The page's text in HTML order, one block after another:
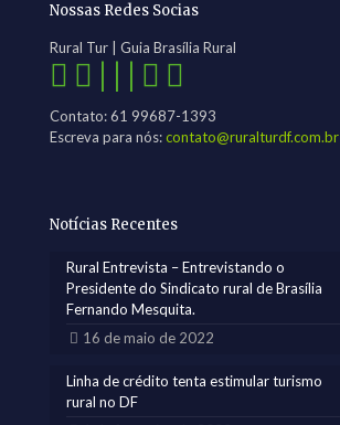
Nossas Redes Socias
Rural Tur | Guia Brasília Rural
| | |
Contato: 61 99687-1393
Escreva para nós:contato@ruralturdf.com.br
Notícias Recentes
Rural Entrevista – Entrevistando o
Presidente do Sindicato rural de Brasília
Fernando Mesquita.
16 de maio de 2022
Linha de crédito tenta estimular turismo
rural no DF